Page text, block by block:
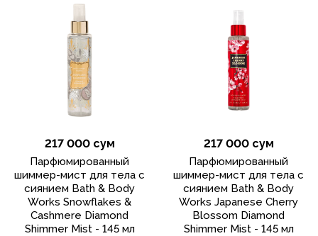
217 000 сум
Парфюмированный
шиммер-мист для тела с
сиянием Bath & Body
Works Snowflakes &
Cashmere Diamond
Shimmer Mist - 145 мл
217 000 сум
Парфюмированный
шиммер-мист для тела с
сиянием Bath & Body
Works Japanese Cherry
Blossom Diamond
Shimmer Mist - 145 мл